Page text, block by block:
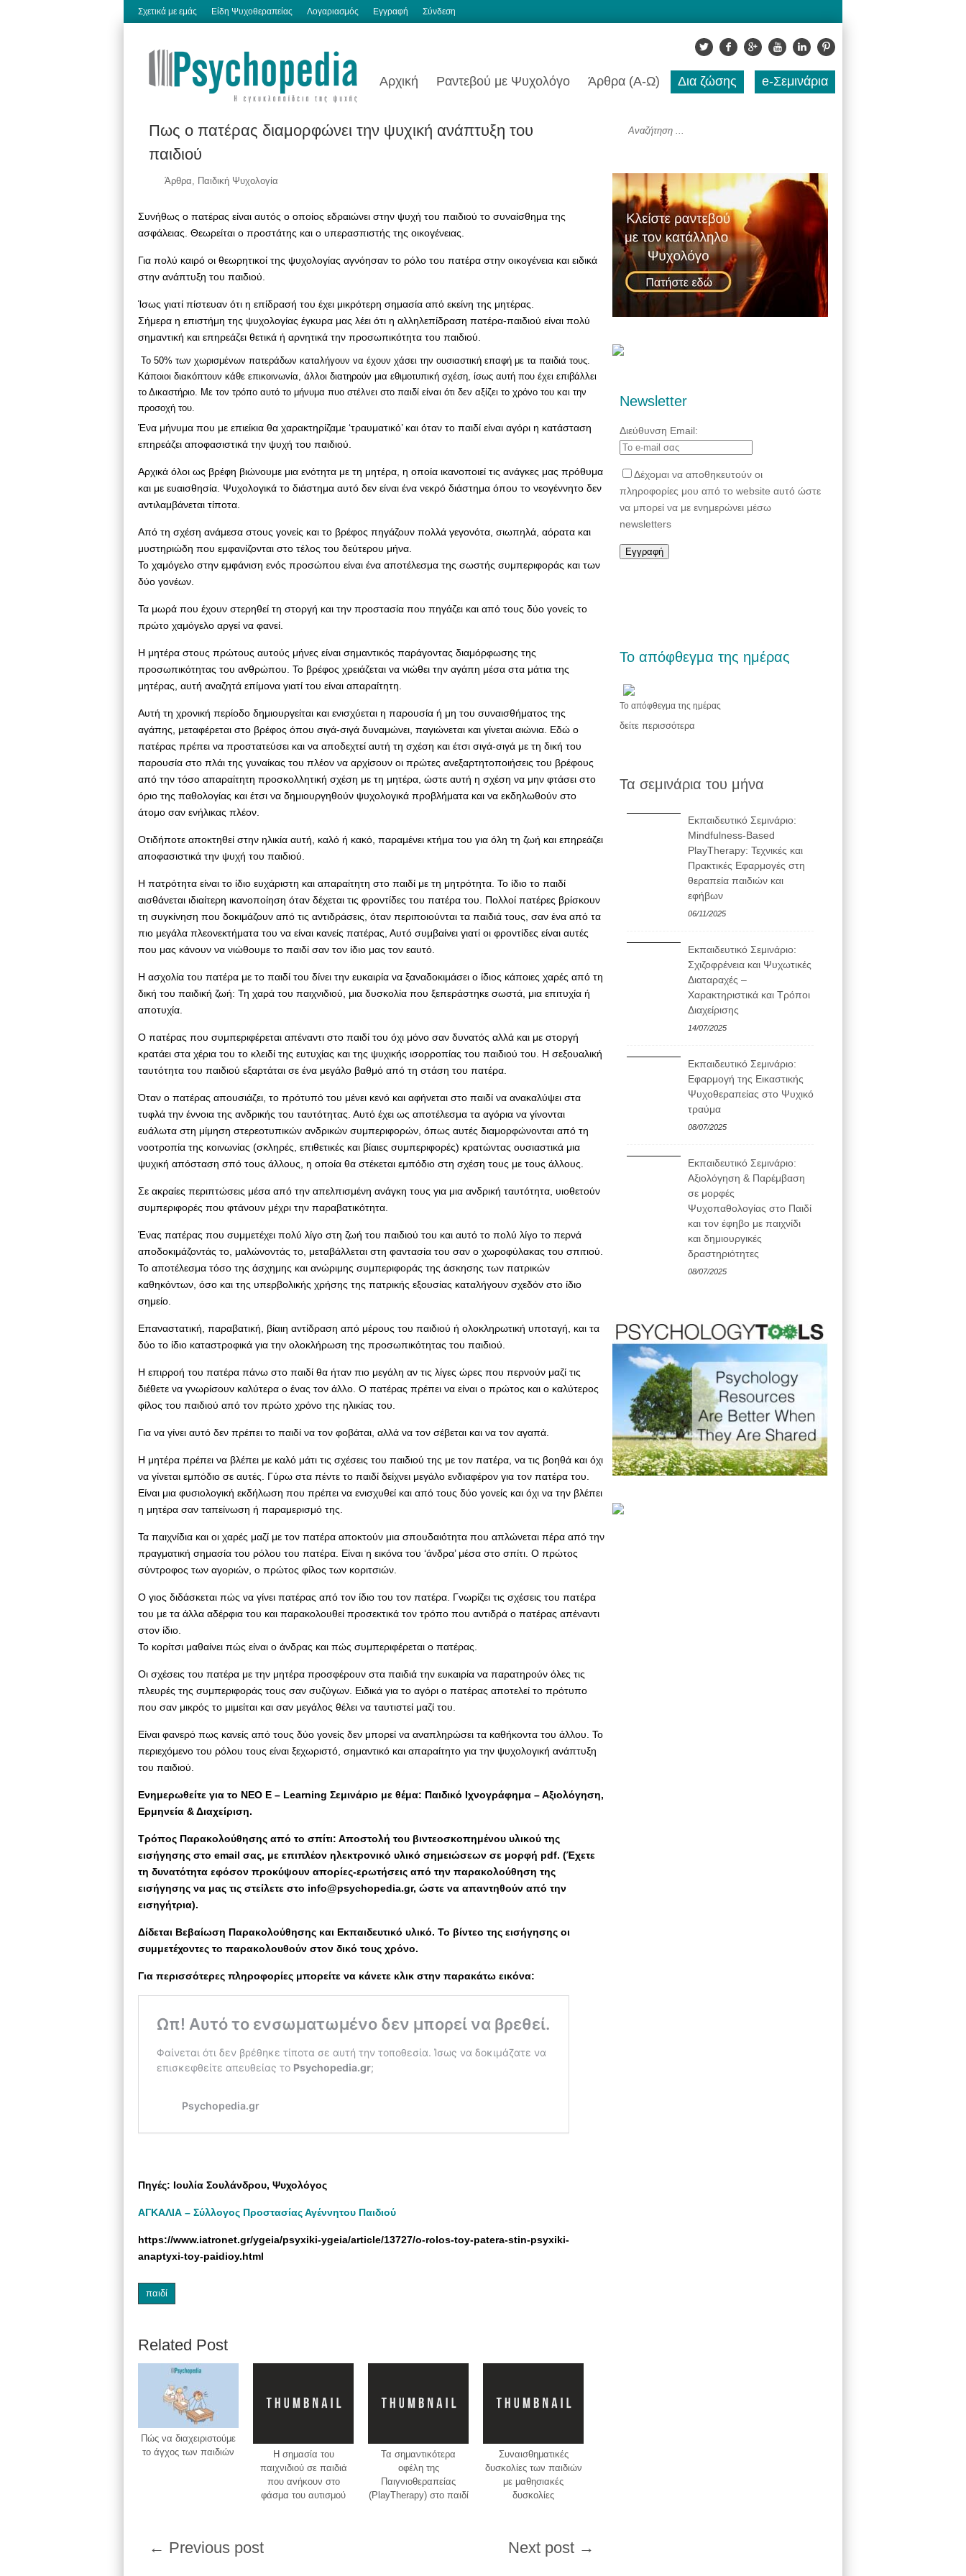
Σχετικά με εμάς Είδη Ψυχοθεραπείας Λογαριασμός Εγγραφή Σύνδεση
Αρχική Ραντεβού με Ψυχολόγο Άρθρα (Α-Ω) Δια ζώσης e-Σεμινάρια
Πως ο πατέρας διαμορφώνει την ψυχική ανάπτυξη του
παιδιού
Άρθρα Παιδική Ψυχολογία
Συνήθως ο πατέρας είναι αυτός ο οποίος εδραιώνει στην ψυχή του παιδιού το συναίσθημα της
ασφάλειας. Θεωρείται ο προστάτης και ο υπερασπιστής της οικογένειας.
Για πολύ καιρό οι θεωρητικοί της ψυχολογίας αγνόησαν το ρόλο του πατέρα στην οικογένεια και ειδικά
στην ανάπτυξη του παιδιού.
Ίσως γιατί πίστευαν ότι η επίδρασή του έχει μικρότερη σημασία από εκείνη της μητέρας.
Σήμερα η επιστήμη της ψυχολογίας έγκυρα μας λέει ότι η αλληλεπίδραση πατέρα-παιδιού είναι πολύ
σημαντική και επηρεάζει θετικά ή αρνητικά την προσωπικότητα του παιδιού.
Το 50% των χωρισμένων πατεράδων καταλήγουν να έχουν χάσει την ουσιαστική επαφή με τα παιδιά τους.
Κάποιοι διακόπτουν κάθε επικοινωνία, άλλοι διατηρούν μια εθιμοτυπική σχέση, ίσως αυτή που έχει επιβάλλει
το Δικαστήριο. Με τον τρόπο αυτό το μήνυμα πυο στέλνει στο παιδί είναι ότι δεν αξίζει το χρόνο του και την
προσοχή του.
Ένα μήνυμα που με επιείκια θα χαρακτηρίζαμε ‘τραυματικό’ και όταν το παιδί είναι αγόρι η κατάσταση
επηρεάζει αποφασιστικά την ψυχή του παιδιού.
Αρχικά όλοι ως βρέφη βιώνουμε μια ενότητα με τη μητέρα, η οποία ικανοποιεί τις ανάγκες μας πρόθυμα
και με ευαισθησία. Ψυχολογικά το διάστημα αυτό δεν είναι ένα νεκρό διάστημα όπου το νεογέννητο δεν
αντιλαμβάνεται τίποτα.
Από τη σχέση ανάμεσα στους γονείς και το βρέφος πηγάζουν πολλά γεγονότα, σιωπηλά, αόρατα και
μυστηριώδη που εμφανίζονται στο τέλος του δεύτερου μήνα.
Το χαμόγελο στην εμφάνιση ενός προσώπου είναι ένα αποτέλεσμα της σωστής συμπεριφοράς και των
δύο γονέων.
Τα μωρά που έχουν στερηθεί τη στοργή και την προστασία που πηγάζει και από τους δύο γονείς το
πρώτο χαμόγελο αργεί να φανεί.
Η μητέρα στους πρώτους αυτούς μήνες είναι σημαντικός παράγοντας διαμόρφωσης της
προσωπικότητας του ανθρώπου. Το βρέφος χρειάζεται να νιώθει την αγάπη μέσα στα μάτια της
μητέρας, αυτή αναζητά επίμονα γιατί του είναι απαραίτητη.
Αυτή τη χρονική περίοδο δημιουργείται και ενισχύεται η παρουσία ή μη του συναισθήματος της
αγάπης, μεταφέρεται στο βρέφος όπου σιγά-σιγά δυναμώνει, παγιώνεται και γίνεται αιώνια. Εδώ ο
πατέρας πρέπει να προστατεύσει και να αποδεχτεί αυτή τη σχέση και έτσι σιγά-σιγά με τη δική του
παρουσία στο πλάι της γυναίκας του πλέον να αρχίσουν οι πρώτες ανεξαρτητοποιήσεις του βρέφους
από την τόσο απαραίτητη προσκολλητική σχέση με τη μητέρα, ώστε αυτή η σχέση να μην φτάσει στο
όριο της παθολογίας και έτσι να δημιουργηθούν ψυχολογικά προβλήματα και να εκδηλωθούν στο
άτομο σαν ενήλικας πλέον.
Οτιδήποτε αποκτηθεί στην ηλικία αυτή, καλό ή κακό, παραμένει κτήμα του για όλη τη ζωή και επηρεάζει
αποφασιστικά την ψυχή του παιδιού.
Η πατρότητα είναι το ίδιο ευχάριστη και απαραίτητη στο παιδί με τη μητρότητα. Το ίδιο το παιδί
αισθάνεται ιδιαίτερη ικανοποίηση όταν δέχεται τις φροντίδες του πατέρα του. Πολλοί πατέρες βρίσκουν
τη συγκίνηση που δοκιμάζουν από τις αντιδράσεις, όταν περιποιούνται τα παιδιά τους, σαν ένα από τα
πιο μεγάλα πλεονεκτήματα του να είναι κανείς πατέρας, Αυτό συμβαίνει γιατί οι φροντίδες είναι αυτές
που μας κάνουν να νιώθουμε το παιδί σαν τον ίδιο μας τον εαυτό.
Η ασχολία του πατέρα με το παιδί του δίνει την ευκαιρία να ξαναδοκιμάσει ο ίδιος κάποιες χαρές από τη
δική του παιδική ζωή: Τη χαρά του παιχνιδιού, μια δυσκολία που ξεπεράστηκε σωστά, μια επιτυχία ή
αποτυχία.
Ο πατέρας που συμπεριφέρεται απέναντι στο παιδί του όχι μόνο σαν δυνατός αλλά και με στοργή
κρατάει στα χέρια του το κλειδί της ευτυχίας και της ψυχικής ισορροπίας του παιδιού του. Η σεξουαλική
ταυτότητα του παιδιού εξαρτάται σε ένα μεγάλο βαθμό από τη στάση του πατέρα.
Όταν ο πατέρας απουσιάζει, το πρότυπό του μένει κενό και αφήνεται στο παιδί να ανακαλύψει στα
τυφλά την έννοια της ανδρικής του ταυτότητας. Αυτό έχει ως αποτέλεσμα τα αγόρια να γίνονται
ευάλωτα στη μίμηση στερεοτυπικών ανδρικών συμπεριφορών, όπως αυτές διαμορφώνονται από τη
νοοτροπία της κοινωνίας (σκληρές, επιθετικές και βίαιες συμπεριφορές) κρατώντας ουσιαστικά μια
ψυχική απόσταση σπό τους άλλους, η οποία θα στέκεται εμπόδιο στη σχέση τους με τους άλλους.
Σε ακραίες περιπτώσεις μέσα από την απελπισμένη ανάγκη τους για μια ανδρική ταυτότητα, υιοθετούν
συμπεριφορές που φτάνουν μέχρι την παραβατικότητα.
Ένας πατέρας που συμμετέχει πολύ λίγο στη ζωή του παιδιού του και αυτό το πολύ λίγο το περνά
αποδοκιμάζοντάς το, μαλώνοντάς το, μεταβάλλεται στη φαντασία του σαν ο χωροφύλακας του σπιτιού.
Το αποτέλεσμα τόσο της άσχημης και ανώριμης συμπεριφοράς της άσκησης των πατρικών
καθηκόντων, όσο και της υπερβολικής χρήσης της πατρικής εξουσίας καταλήγουν σχεδόν στο ίδιο
σημείο.
Επαναστατική, παραβατική, βίαιη αντίδραση από μέρους του παιδιού ή ολοκληρωτική υποταγή, και τα
δύο το ίδιο καταστροφικά για την ολοκλήρωση της προσωπικότητας του παιδιού.
Η επιρροή του πατέρα πάνω στο παιδί θα ήταν πιο μεγάλη αν τις λίγες ώρες που περνούν μαζί τις
διέθετε να γνωρίσουν καλύτερα ο ένας τον άλλο. Ο πατέρας πρέπει να είναι ο πρώτος και ο καλύτερος
φίλος του παιδιού από τον πρώτο χρόνο της ηλικίας του.
Για να γίνει αυτό δεν πρέπει το παιδί να τον φοβάται, αλλά να τον σέβεται και να τον αγαπά.
Η μητέρα πρέπει να βλέπει με καλό μάτι τις σχέσεις του παιδιού της με τον πατέρα, να τις βοηθά και όχι
να γίνεται εμπόδιο σε αυτές. Γύρω στα πέντε το παιδί δείχνει μεγάλο ενδιαφέρον για τον πατέρα του.
Είναι μια φυσιολογική εκδήλωση που πρέπει να ενισχυθεί και από τους δύο γονείς και όχι να την βλέπει
η μητέρα σαν ταπείνωση ή παραμερισμό της.
Τα παιχνίδια και οι χαρές μαζί με τον πατέρα αποκτούν μια σπουδαιότητα που απλώνεται πέρα από την
πραγματική σημασία του ρόλου του πατέρα. Είναι η εικόνα του ‘άνδρα’ μέσα στο σπίτι. Ο πρώτος
σύντροφος των αγοριών, ο πρώτος φίλος των κοριτσιών.
Ο γιος διδάσκεται πώς να γίνει πατέρας από τον ίδιο του τον πατέρα. Γνωρίζει τις σχέσεις του πατέρα
του με τα άλλα αδέρφια του και παρακολουθεί προσεκτικά τον τρόπο που αντιδρά ο πατέρας απέναντι
στον ίδιο.
Το κορίτσι μαθαίνει πώς είναι ο άνδρας και πώς συμπεριφέρεται ο πατέρας.
Οι σχέσεις του πατέρα με την μητέρα προσφέρουν στα παιδιά την ευκαιρία να παρατηρούν όλες τις
πλευρές της συμπεριφοράς τους σαν συζύγων. Ειδικά για το αγόρι ο πατέρας αποτελεί το πρότυπο
που σαν μικρός το μιμείται και σαν μεγάλος θέλει να ταυτιστεί μαζί του.
Είναι φανερό πως κανείς από τους δύο γονείς δεν μπορεί να αναπληρώσει τα καθήκοντα του άλλου. Το
περιεχόμενο του ρόλου τους είναι ξεχωριστό, σημαντικό και απαραίτητο για την ψυχολογική ανάπτυξη
του παιδιού.
Eνημερωθείτε για το ΝΕΟ Ε – Learning Σεμινάριο με θέμα: Παιδικό Ιχνογράφημα – Αξιολόγηση,
Ερμηνεία & Διαχείριση.
Τρόπος Παρακολούθησης από το σπίτι: Αποστολή του βιντεοσκοπημένου υλικού της
εισήγησης στο email σας, με επιπλέον ηλεκτρονικό υλικό σημειώσεων σε μορφή pdf. (Έχετε
τη δυνατότητα εφόσον προκύψουν απορίες-ερωτήσεις από την παρακολούθηση της
εισήγησης να μας τις στείλετε στο info@psychopedia.gr, ώστε να απαντηθούν από την
εισηγήτρια).
Δίδεται Βεβαίωση Παρακολούθησης και Εκπαιδευτικό υλικό. Το βίντεο της εισήγησης οι
συμμετέχοντες το παρακολουθούν στον δικό τους χρόνο.
Για περισσότερες πληροφορίες μπορείτε να κάνετε κλικ στην παρακάτω εικόνα:
Πηγές: Ιουλία Σουλάνδρου, Ψυχολόγος
ΑΓΚΑΛΙΑ – Σύλλογος Προστασίας Αγέννητου Παιδιού
https://www.iatronet.gr/ygeia/psyxiki-ygeia/article/13727/o-rolos-toy-patera-stin-psyxiki-
anaptyxi-toy-paidioy.html
παιδί
Related Post
Πώς να διαχειριστούμε
το άγχος των παιδιών
H σημασία του
παιχνιδιού σε παιδιά
που ανήκουν στο
φάσμα του αυτισμού
Τα σημαντικότερα
oφέλη της
Παιγνιοθεραπείας
(PlayTherapy) στο παιδί
Συναισθηματικές
δυσκολίες των παιδιών
με μαθησιακές
δυσκολίες
← Previous post Next post →
Newsletter
Διεύθυνση Email:
Δέχομαι να αποθηκευτούν οι
πληροφορίες μου από το website αυτό ώστε
να μπορεί να με ενημερώνει μέσω
newsletters
Το απόφθεγμα της ημέρας
Το απόφθεγμα της ημέρας
δείτε περισσότερα
Τα σεμινάρια του μήνα
Εκπαιδευτικό Σεμινάριο:
Mindfulness-Based
PlayTherapy: Τεχνικές και
Πρακτικές Εφαρμογές στη
θεραπεία παιδιών και
εφήβων
06/11/2025
Εκπαιδευτικό Σεμινάριο:
Σχιζοφρένεια και Ψυχωτικές
Διαταραχές –
Χαρακτηριστικά και Τρόποι
Διαχείρισης
14/07/2025
Εκπαιδευτικό Σεμινάριο:
Εφαρμογή της Εικαστικής
Ψυχοθεραπείας στο Ψυχικό
τραύμα
08/07/2025
Εκπαιδευτικό Σεμινάριο:
Αξιολόγηση & Παρέμβαση
σε μορφές
Ψυχοπαθολογίας στο Παιδί
και τον έφηβο με παιχνίδι
και δημιουργικές
δραστηριότητες
08/07/2025